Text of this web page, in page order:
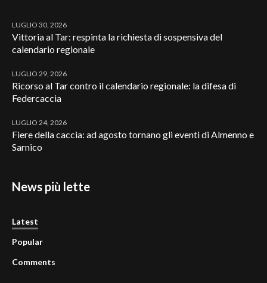
LUGLIO 30, 2026
Vittoria al Tar: respinta la richiesta di sospensiva del
calendario regionale
LUGLIO 29, 2026
Ricorso al Tar contro il calendario regionale: la difesa di
Federcaccia
LUGLIO 24, 2026
Fiere della caccia: ad agosto tornano gli eventi di Almenno e
Sarnico
News più lette
Latest
Popular
Comments